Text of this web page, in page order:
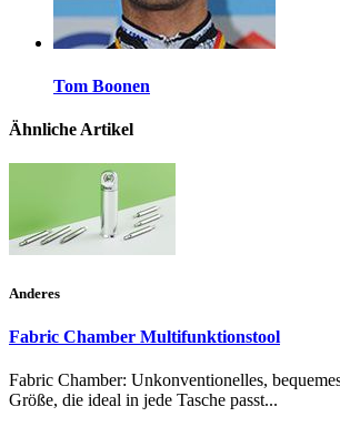
Tom Boonen
Ähnliche Artikel
Anderes
Fabric Chamber Multifunktionstool
Fabric Chamber: Unkonventionelles,
Größe, die ideal in jede Tasche passt...